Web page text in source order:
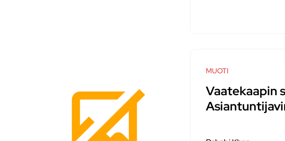
MUOTI
Vaatekaapin